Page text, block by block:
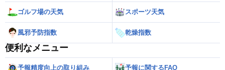
ゴルフ場の天気 スポーツ天気
風邪予防指数 乾燥指数
便利なメニュー
予報精度向上の取り組み 予報に関するFAQ